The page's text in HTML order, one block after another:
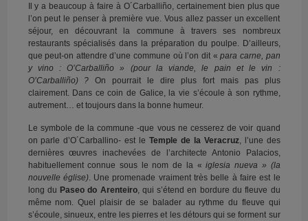
Il y a beaucoup à faire à O´Carballiño, certainement bien plus que
l’on peut le penser à première vue. Vous allez passer un excellent
séjour, en découvrant la commune à travers ses nombreux
restaurants spécialisés dans la préparation du poulpe. D’ailleurs,
que peut-on attendre d’une commune où l’on dit «para carne, pan
y vino : O’Carballiño » (pour la viande, le pain et le vin :
O’Carballiño) ? On pourrait le dire plus fort mais pas plus
clairement. Dans ce coin de Galice, la vie s’écoule à son rythme,
autrement… et toujours dans la bonne humeur.
Le symbole de la commune -que vous ne cesserez de voir quand
on parle d’O´Carballino- est le Temple de la Veracruz, l’une des
dernières œuvres inachevées de l’architecte Antonio Palacios,
habituellement connue sous le nom de la «iglesia nueva » (la
nouvelle église). Une promenade vraiment très belle à faire est le
long du Paseo do Arenteiro, qui s’étend en bordure du fleuve du
même nom. Quel plaisir de se balader au rythme du fleuve qui
s’écoule, sinueux, entre les pierres et les détours qui se forment sur